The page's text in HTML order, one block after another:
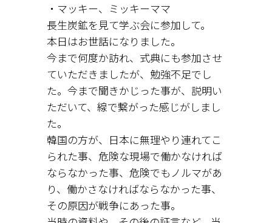
・マッキー、ミッキーママ
長生炭鉱を見て学ぶ会に参加して。
本日はお世話になりました。
今まで何度か訪れ、式典にも参加させ
ていただきましたが、勉強不足でし
た。今まで聞きかじった事が、説明い
ただいて、線で繋がった感じがしまし
た。
韓国の方が、日本に無理やり連れてこ
られた事、危険な現場で働かなければ
ならなかった事、危険でもノルマがあ
り、働かさなければならなかった事、
その原因が戦争にあった事。